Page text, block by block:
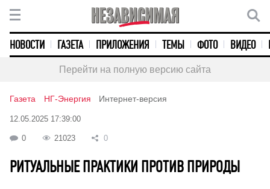
НОВОСТИ ГАЗЕТА ПРИЛОЖЕНИЯ ТЕМЫ ФОТО ВИДЕО
Перейти на полную версию сайта
Газета НГ-Энергия Интернет-версия
12.05.2025 17:39:00
0 21023 0
РИТУАЛЬНЫЕ ПРАКТИКИ ПРОТИВ ПРИРОДЫ